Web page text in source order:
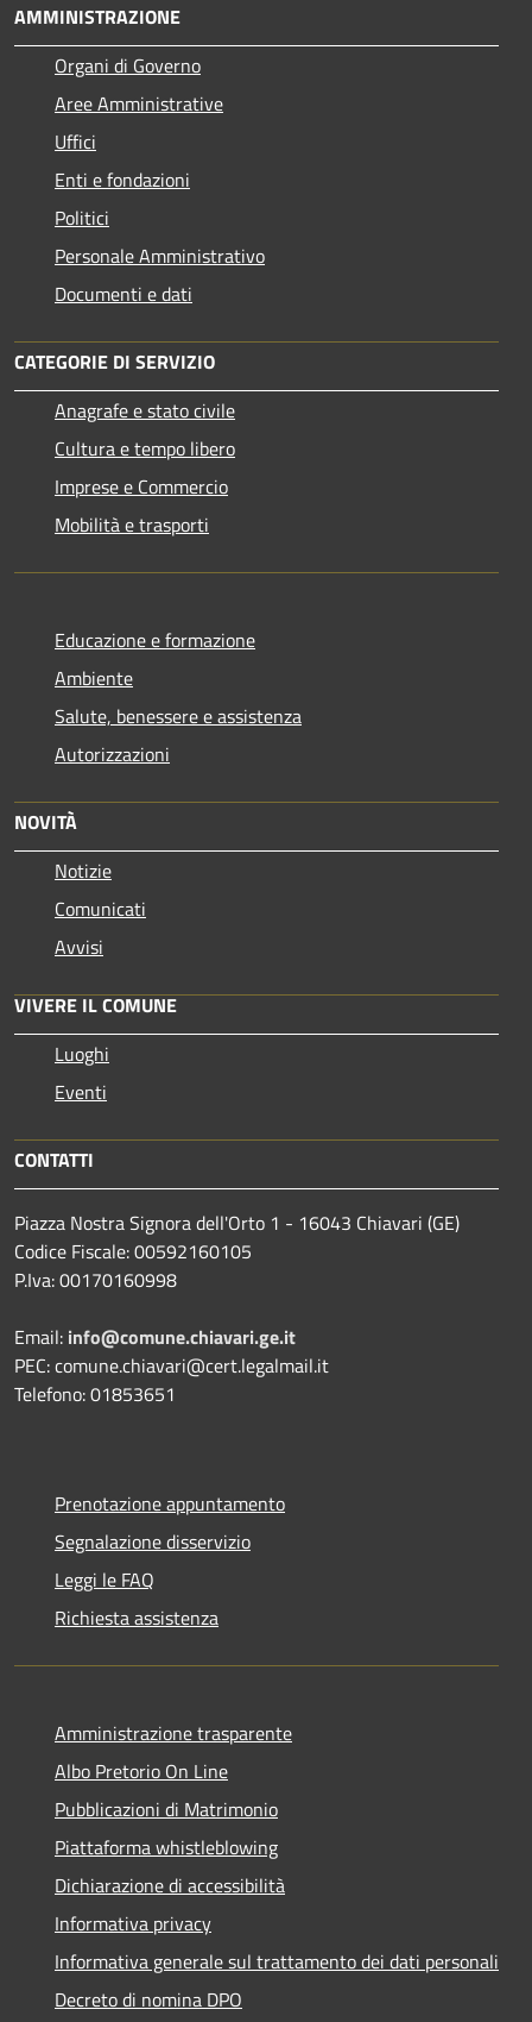
AMMINISTRAZIONE
Organi di Governo
Aree Amministrative
Uffici
Enti e fondazioni
Politici
Personale Amministrativo
Documenti e dati
CATEGORIE DI SERVIZIO
Anagrafe e stato civile
Cultura e tempo libero
Imprese e Commercio
Mobilità e trasporti
Educazione e formazione
Ambiente
Salute, benessere e assistenza
Autorizzazioni
NOVITÀ
Notizie
Comunicati
Avvisi
VIVERE IL COMUNE
Luoghi
Eventi
CONTATTI
Piazza Nostra Signora dell'Orto 1 - 16043 Chiavari (GE)
Codice Fiscale: 00592160105
P.Iva: 00170160998
Email: info@comune.chiavari.ge.it
PEC: comune.chiavari@cert.legalmail.it
Telefono: 01853651
Prenotazione appuntamento
Segnalazione disservizio
Leggi le FAQ
Richiesta assistenza
Amministrazione trasparente
Albo Pretorio On Line
Pubblicazioni di Matrimonio
Piattaforma whistleblowing
Dichiarazione di accessibilità
Informativa privacy
Informativa generale sul trattamento dei dati personali
Decreto di nomina DPO